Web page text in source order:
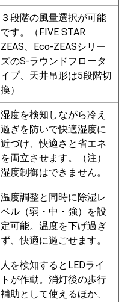
３段階の風量選択が可能
です。（FIVE STAR
ZEAS、Eco-ZEASシリー
ズのS-ラウンドフロータ
イプ、天井吊形は5段階切
換）
湿度を検知しながら冷え
過ぎを防いで快適湿度に
近づけ、快適さと省エネ
を両立させます。（注）
湿度制御はできません。
温度調整と同時に除湿レ
ベル（弱・中・強）を設
定可能。温度を下げ過ぎ
ず、快適に過ごせます。
人を検知するとLEDライ
トが作動。消灯後の歩行
補助として使えるほか、